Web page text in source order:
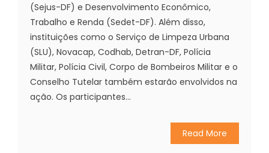
(Sejus-DF) e Desenvolvimento Econômico,
Trabalho e Renda (Sedet-DF). Além disso,
instituições como o Serviço de Limpeza Urbana
(SLU), Novacap, Codhab, Detran-DF, Polícia
Militar, Polícia Civil, Corpo de Bombeiros Militar e o
Conselho Tutelar também estarão envolvidos na
ação. Os participantes...
Read More